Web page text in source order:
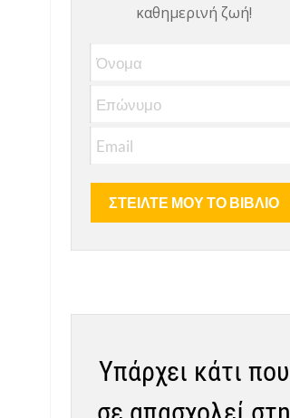
καθημερινή ζωή!
Υπάρχει κάτι που